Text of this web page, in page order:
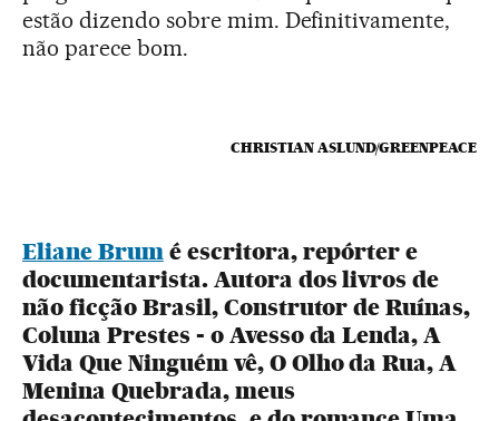
estão dizendo sobre mim. Definitivamente,
não parece bom.
CHRISTIAN ASLUND/GREENPEACE
Eliane Brumé escritora, repórter e
documentarista. Autora dos livros de
não ficção Brasil, Construtor de Ruínas,
Coluna Prestes - o Avesso da Lenda, A
Vida Que Ninguém vê, O Olho da Rua, A
Menina Quebrada, meus